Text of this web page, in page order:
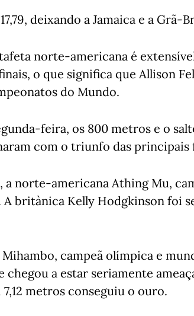
deixando a Jamaica e a Grã-
norte-americana é
o que significa que Allison
do Mundo.
feira, os 800 metros e o
com o triunfo das principais
a norte-americana Athing Mu,
A britànica Kelly Hodgkinson foi
Mihambo, campeã olímpica e
chegou a estar seriamente
metros conseguiu o ouro.